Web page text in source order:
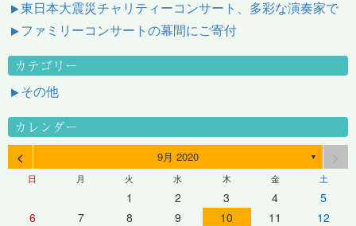
東日本大震災チャリティーコンサート、多彩な演奏家で
ファミリーコンサートの幕間にご寄付
カテゴリー
その他
カレンダー
< 9月 2020 ▼
日 月 火 水 木 金 土
1 2 3 4
5
6
7 8 9 10 11
12